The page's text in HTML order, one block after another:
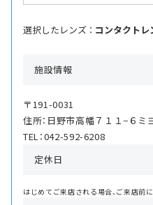
選択したレンズ ： コンタクト
施設情報
〒191-0031
住所：日野市高幡７１１−６
TEL：042-592-6208
定休日
はじめてご来店される場合、ご来店前